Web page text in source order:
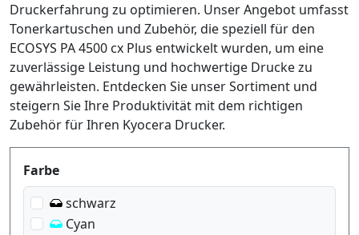
Druckerfahrung zu optimieren. Unser Angebot umfasst
Tonerkartuschen und Zubehör, die speziell für den
ECOSYS PA 4500 cx Plus entwickelt wurden, um eine
zuverlässige Leistung und hochwertige Drucke zu
gewährleisten. Entdecken Sie unser Sortiment und
steigern Sie Ihre Produktivität mit dem richtigen
Zubehör für Ihren Kyocera Drucker.
Produktfilter
Farbe
schwarz
Cyan